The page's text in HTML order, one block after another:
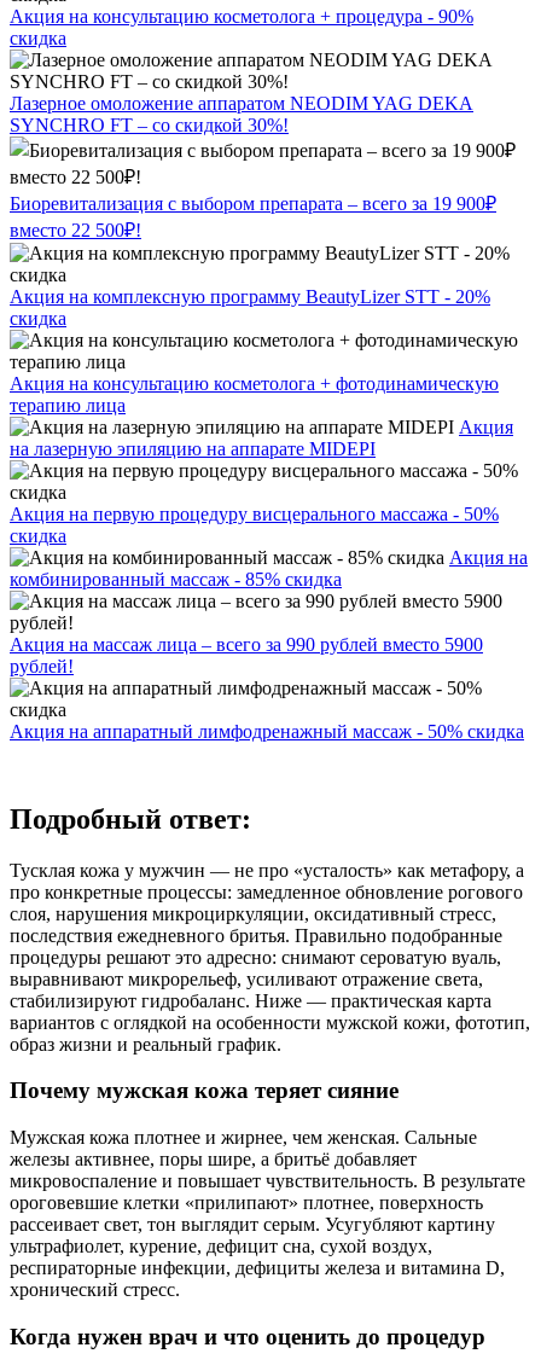
Акция на консультацию косметолога + процедура - 90%
скидка
Лазерное омоложение аппаратом NEODIM YAG DEKA
SYNCHRO FT – со скидкой 30%!
Биоревитализация с выбором препарата – всего за 19 900₽
вместо 22 500₽!
Акция на комплексную программу BeautyLizer STT - 20%
скидка
Акция на консультацию косметолога + фотодинамическую
терапию лица
Акция
на лазерную эпиляцию на аппарате MIDEPI
Акция на первую процедуру висцерального массажа - 50%
скидка
Акция на
комбинированный массаж - 85% скидка
Акция на массаж лица – всего за 990 рублей вместо 5900
рублей!
Акция на аппаратный лимфодренажный массаж - 50% скидка
Подробный ответ:
Тусклая кожа у мужчин — не про «усталость» как метафору, а
про конкретные процессы: замедленное обновление рогового
слоя, нарушения микроциркуляции, оксидативный стресс,
последствия ежедневного бритья. Правильно подобранные
процедуры решают это адресно: снимают сероватую вуаль,
выравнивают микрорельеф, усиливают отражение света,
стабилизируют гидробаланс. Ниже — практическая карта
вариантов с оглядкой на особенности мужской кожи, фототип,
образ жизни и реальный график.
Почему мужская кожа теряет сияние
Мужская кожа плотнее и жирнее, чем женская. Сальные
железы активнее, поры шире, а бритьё добавляет
микровоспаление и повышает чувствительность. В результате
ороговевшие клетки «прилипают» плотнее, поверхность
рассеивает свет, тон выглядит серым. Усугубляют картину
ультрафиолет, курение, дефицит сна, сухой воздух,
респираторные инфекции, дефициты железа и витамина D,
хронический стресс.
Когда нужен врач и что оценить до процедур